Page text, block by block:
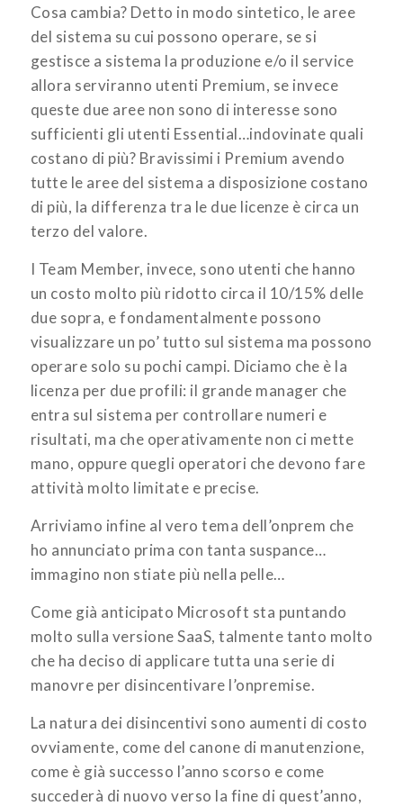
Cosa cambia? Detto in modo sintetico, le aree
del sistema su cui possono operare, se si
gestisce a sistema la produzione e/o il service
allora serviranno utenti Premium, se invece
queste due aree non sono di interesse sono
sufficienti gli utenti Essential…indovinate quali
costano di più? Bravissimi i Premium avendo
tutte le aree del sistema a disposizione costano
di più, la differenza tra le due licenze è circa un
terzo del valore.
I Team Member, invece, sono utenti che hanno
un costo molto più ridotto circa il 10/15% delle
due sopra, e fondamentalmente possono
visualizzare un po’ tutto sul sistema ma possono
operare solo su pochi campi. Diciamo che è la
licenza per due profili: il grande manager che
entra sul sistema per controllare numeri e
risultati, ma che operativamente non ci mette
mano, oppure quegli operatori che devono fare
attività molto limitate e precise.
Arriviamo infine al vero tema dell’onprem che
ho annunciato prima con tanta suspance…
immagino non stiate più nella pelle…
Come già anticipato Microsoft sta puntando
molto sulla versione SaaS, talmente tanto molto
che ha deciso di applicare tutta una serie di
manovre per disincentivare l’onpremise.
La natura dei disincentivi sono aumenti di costo
ovviamente, come del canone di manutenzione,
come è già successo l’anno scorso e come
succederà di nuovo verso la fine di quest’anno,